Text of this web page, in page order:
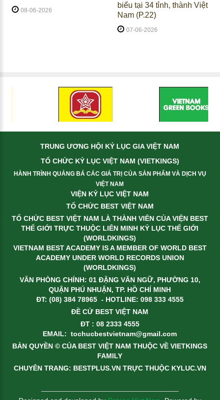
08-06-2026
biểu tại 34 tỉnh, thành Việt
Nam (P.22)
07-06-2026
TRUNG ƯƠNG HỘI KỶ LỤC GIA VIỆT NAM
TỔ CHỨC KỶ LỤC VIỆT NAM (VIETKINGS)
HÀNH TRÌNH QUẢNG BÁ CÁC GIÁ TRỊ CỦA SẢN PHẨM VÀ DỊCH VỤ
VIỆT NAM
VIỆN KỶ LỤC VIỆT NAM
TỔ CHỨC BEST VIỆT NAM
TỔ CHỨC BEST VIỆT NAM LÀ THÀNH VIÊN CỦA VIỆN BEST
THẾ GIỚI TRỰC THUỘC LIÊN MINH KỶ LỤC THẾ GIỚI
(WORLDKINGS)
VIETNAM BEST ACADEMY IS A MEMBER OF WORLD BEST
ACADEMY UNDER WORLD RECORDS UNION
(WORLDKINGS)
VĂN PHÒNG CHÍNH: 01 ĐẶNG VĂN NGỮ, PHƯỜNG 10,
QUẬN PHÚ NHUẬN, TP. HỒ CHÍ MINH
ĐT: (08) 384 78965 - HOTLINE: 098 333 4555
ĐỀ CỬ BEST VIỆT NAM
ĐT : 08 2333 4555
EMAIL: tochucbestvietnam@gmail.com
BẢN QUYỀN © CỦA BEST VIỆT NAM THUỘC VỀ VIETKINGS
FAMILY
CHUYÊN TRANG: BESTPLUS.VN TRỰC THUỘC KYLUC.VN